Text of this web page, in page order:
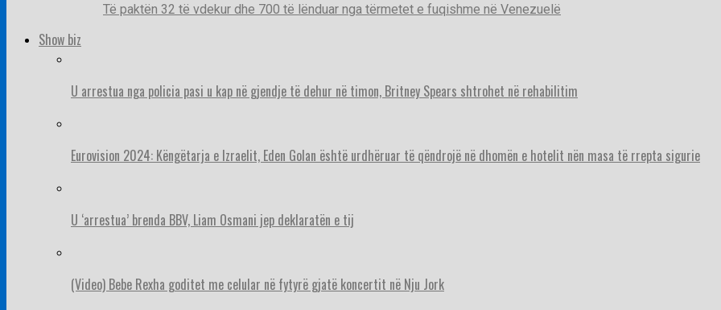
Të paktën 32 të vdekur dhe 700 të lënduar nga tërmetet e fuqishme në Venezuelë
Show biz
U arrestua nga policia pasi u kap në gjendje të dehur në timon, Britney Spears shtrohet në rehabilitim
Eurovision 2024: Këngëtarja e Izraelit, Eden Golan është urdhëruar të qëndrojë në dhomën e hotelit nën masa të rrepta sigurie
U ‘arrestua’ brenda BBV, Liam Osmani jep deklaratën e tij
(Video) Bebe Rexha goditet me celular në fytyrë gjatë koncertit në Nju Jork